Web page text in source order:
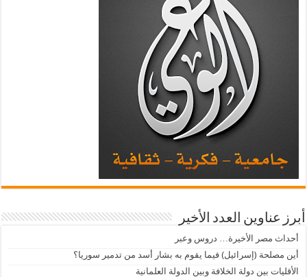
أبرز عناوين العدد الأخير
أحداث مصر الأخيرة… دروس وعبر
أين مصلحة (إسرائيل) فيما يقوم به بشار أسد من تدمير سوريا؟
الأقليات بين دولة الخلافة وبين الدولة العلمانية